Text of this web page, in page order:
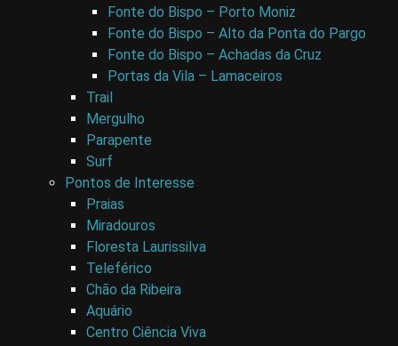
Fonte do Bispo – Porto Moniz
Fonte do Bispo – Alto da Ponta do Pargo
Fonte do Bispo – Achadas da Cruz
Portas da Vila – Lamaceiros
Trail
Mergulho
Parapente
Surf
Pontos de Interesse
Praias
Miradouros
Floresta Laurissilva
Teleférico
Chão da Ribeira
Aquário
Centro Ciência Viva